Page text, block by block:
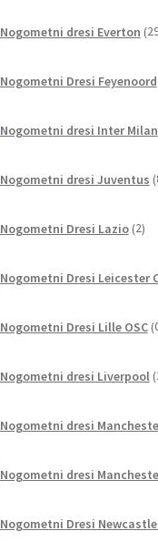
Nogometni dresi Everton
Nogometni Dresi Feyenoord
Nogometni dresi Inter Milan
Nogometni dresi Juventus
Nogometni Dresi Lazio 2
Nogometni Dresi Leicester
Nogometni Dresi Lille OSC
Nogometni dresi Liverpool
Nogometni dresi
Nogometni dresi
Nogometni Dresi